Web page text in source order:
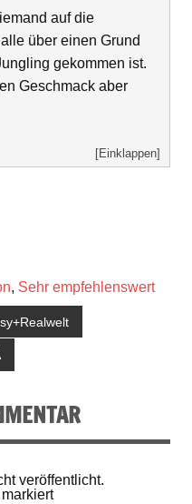
auf die
über einen Grund
gekommen ist.
Geschmack aber
[Einklappen]
, Sehr empfehlenswert
veröffentlicht.
markiert